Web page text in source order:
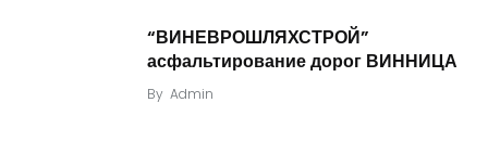
“ВИНЕВРОШЛЯХСТРОЙ”
асфальтирование дорог ВИННИЦА
By Admin